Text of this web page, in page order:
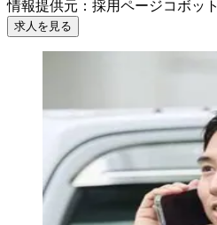
情報提供元 ： 採用ページコボット
求人を見る